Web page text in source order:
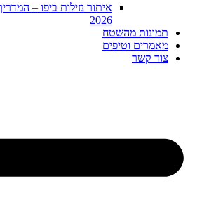
איתור נזילות ביפו –
2026
תמונות מהשטח
מאמרים וטיפים
צור קשר